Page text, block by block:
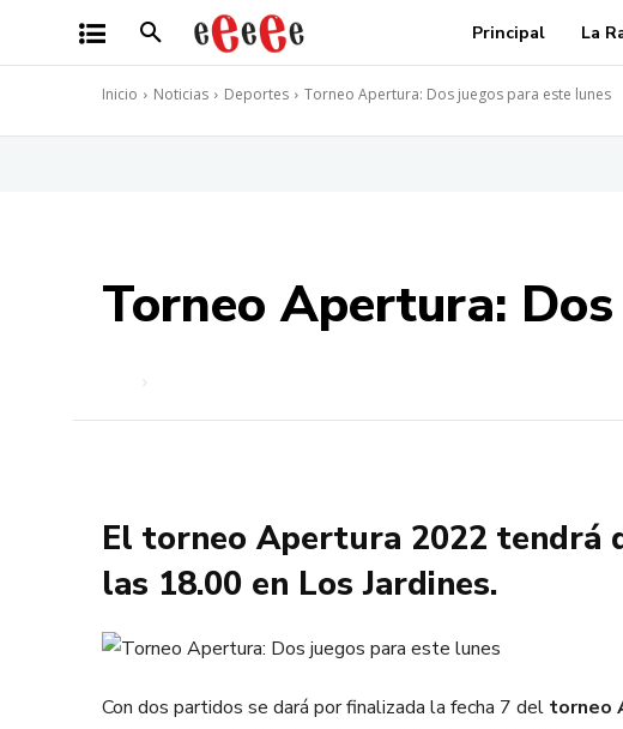
Principal La
Inicio Noticias Deportes Torneo Apertura: Dos juegos para este lunes
Torneo Apertura:
El torneo Apertura 2022 tendrá
las 18.00 en Los Jardines.
Con dos partidos se dará por finalizada la fecha 7 del torneo